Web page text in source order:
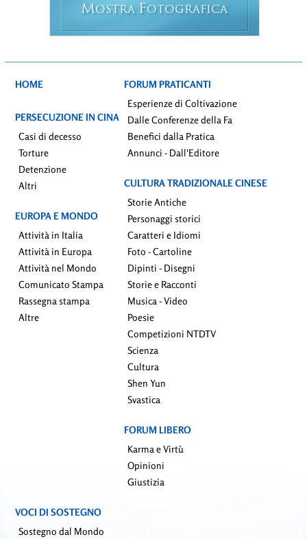
MOSTRA FOTOGRAFICA
HOME
PERSECUZIONE IN CINA
Casi di decesso
Torture
Detenzione
Altri
EUROPA E MONDO
Attività in Italia
Attività in Europa
Attività nel Mondo
Comunicato Stampa
Rassegna stampa
Altre
FORUM PRATICANTI
Esperienze di Coltivazione
Dalle Conferenze della Fa
Benefici dalla Pratica
Annunci - Dall'Editore
CULTURA TRADIZIONALE CINESE
Storie Antiche
Personaggi storici
Caratteri e Idiomi
Foto - Cartoline
Dipinti - Disegni
Storie e Racconti
Musica - Video
Poesie
Competizioni NTDTV
Scienza
Cultura
Shen Yun
Svastica
FORUM LIBERO
Karma e Virtù
Opinioni
Giustizia
VOCI DI SOSTEGNO
Sostegno dal Mondo